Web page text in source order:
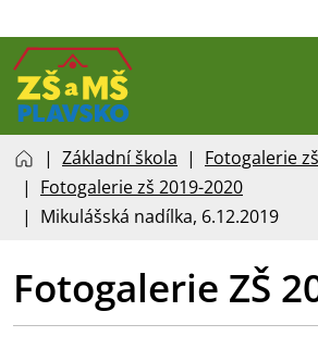
Základní škola
Fotogalerie zš
Fotogalerie zš 2019-2020
Mikulášská nadílka, 6.12.2019
Fotogalerie ZŠ